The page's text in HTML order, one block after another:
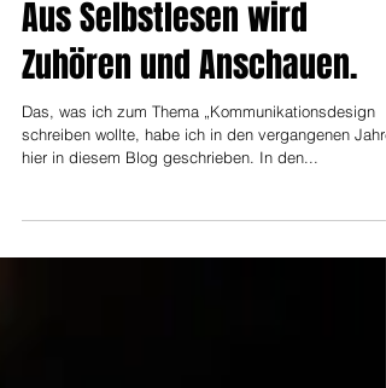
Aus Selbstlesen wird
Zuhören und Anschauen.
Das, was ich zum Thema „Kommunikationsdesign